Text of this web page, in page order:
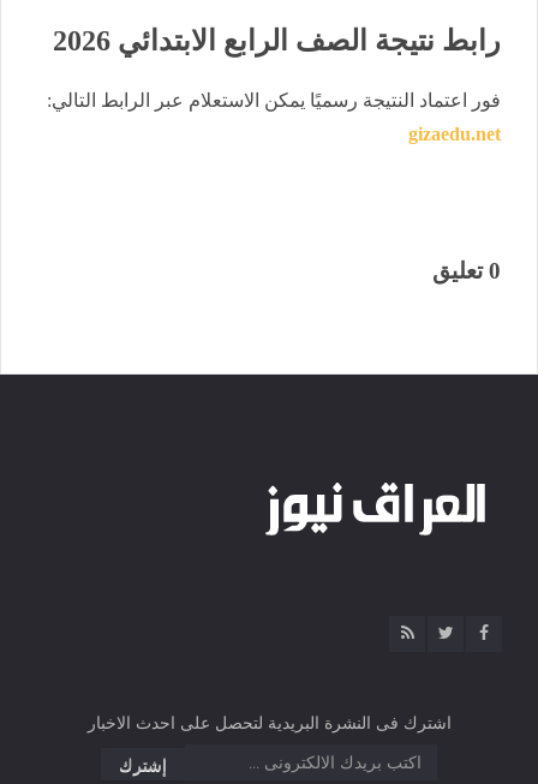
رابط نتيجة الصف الرابع الابتدائي 2026
فور اعتماد النتيجة رسميًا يمكن الاستعلام عبر الرابط التالي:
gizaedu.net
0 تعليق
اشترك فى النشرة البريدية لتحصل على احدث الاخبار